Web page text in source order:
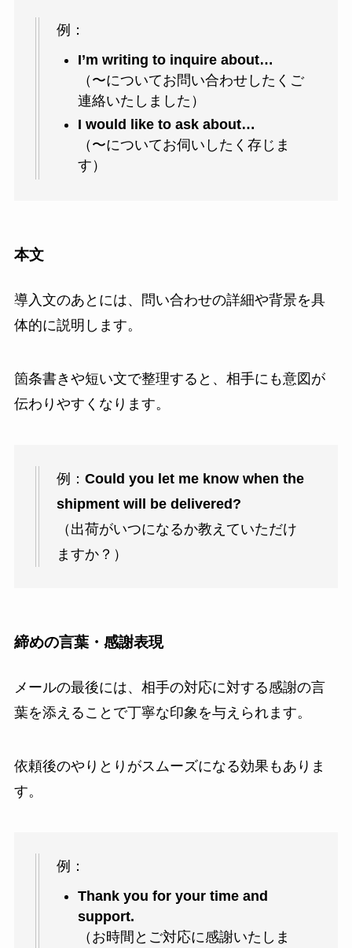
例：
I’m writing to inquire about…
（〜についてお問い合わせしたくご
連絡いたしました）
I would like to ask about…
（〜についてお伺いしたく存じま
す）
本文
導入文のあとには、問い合わせの詳細や背景を具
体的に説明します。
箇条書きや短い文で整理すると、相手にも意図が
伝わりやすくなります。
例： Could you let me know when the
shipment will be delivered?
（出荷がいつになるか教えていただけ
ますか？）
締めの言葉・感謝表現
メールの最後には、相手の対応に対する感謝の言
葉を添えることで丁寧な印象を与えられます。
依頼後のやりとりがスムーズになる効果もありま
す。
例：
Thank you for your time and
support.
（お時間とご対応に感謝いたしま